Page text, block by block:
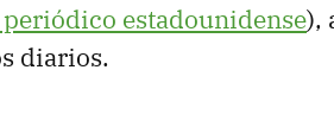
periódico estadounidense),
diarios.